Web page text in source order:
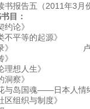
书报告五（2011年3月
目：
会契约论》
类不平等的起源
思录》 卢
梭传》
理想人生》
泊的洞察》 王
花与岛国魂——日本人
社区组织与制度